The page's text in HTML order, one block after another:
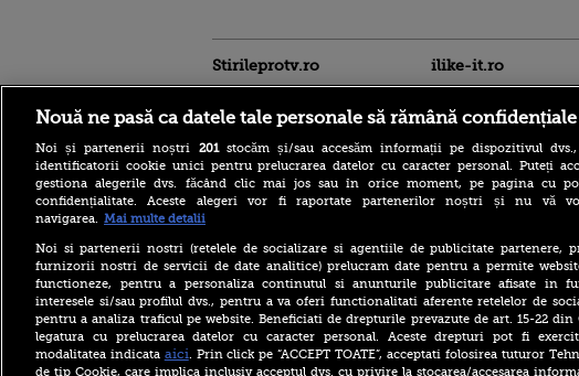
Stirileprotv.ro
recomandat investiţiilor”,
cu perspectiva negativă.
Mesajul lui N. Dan
Descoperire senzațională
lângă Piramida Roșie: Un
sistem hidraulic de 4.500
ani ar conține secretul
construirii piramidelor
ilike-it.ro
Nouă ne pasă ca datele tale personale să rămână confidențiale
Noi și partenerii noștri 201stocăm și/sau accesăm informații pe dispozitivul
identificatorii cookie unici pentru prelucrarea datelor cu caracter personal. Puteți
gestiona alegerile dvs. făcând clic mai jos sau în orice moment, pe pagina cu
confidențialitate. Aceste alegeri vor fi raportate partenerilor noștri și nu vă
navigarea. Mai multe detalii
Noi si partenerii nostri (retelele de socializare si agentiile de publicitate partenere,
furnizorii nostri de servicii de date analitice) prelucram date pentru a permite
functioneze, pentru a personaliza continutul si anunturile publicitare afisate in
interesele si/sau profilul dvs., pentru a va oferi functionalitati aferente retelelor de
pentru a analiza traficul pe website. Beneficiati de drepturile prevazute de art. 15-22 din
legatura cu prelucrarea datelor cu caracter personal. Aceste drepturi pot fi
modalitatea indicata aici. Prin click pe “ACCEPT TOATE”, acceptati folosirea tuturor
de tip Cookie, care implica inclusiv acceptul dvs. cu privire la stocarea/accesarea